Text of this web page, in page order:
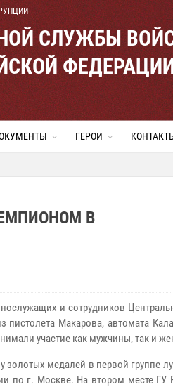
СЛУЖБЫ
ГЕРОИ
В
и сотрудников
пистолета Макарова, автомата
участие как мужчины, так и
золотых медалей в первой группе
по г. Москве. На втором месте ГУ